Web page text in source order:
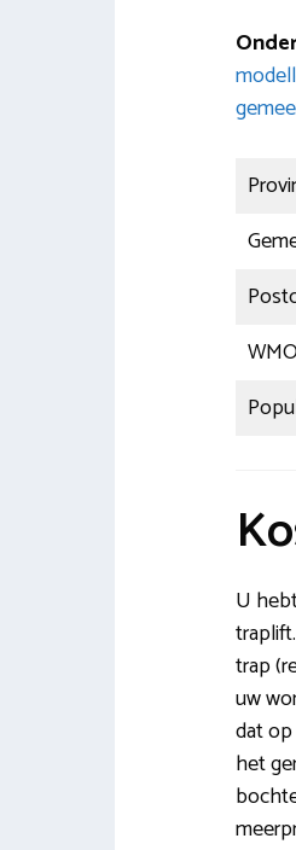
U
trap
uw
dat
het